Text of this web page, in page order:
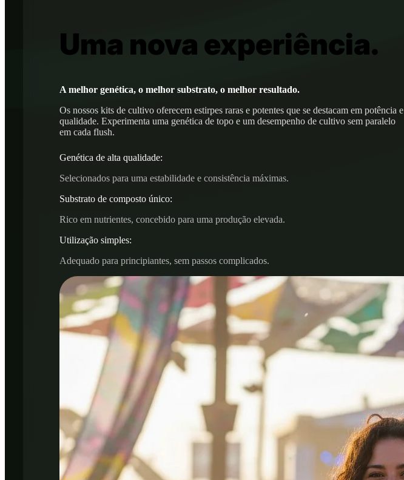
Uma nova experiência.
A melhor genética, o melhor substrato, o melhor resultado.
Os nossos kits de cultivo oferecem estirpes raras e potentes que se destacam em potência e
qualidade. Experimenta uma genética de topo e um desempenho de cultivo sem paralelo
em cada flush.
Genética de alta qualidade:
Selecionados para uma estabilidade e consistência máximas.
Substrato de composto único:
Rico em nutrientes, concebido para uma produção elevada.
Utilização simples:
Adequado para principiantes, sem passos complicados.